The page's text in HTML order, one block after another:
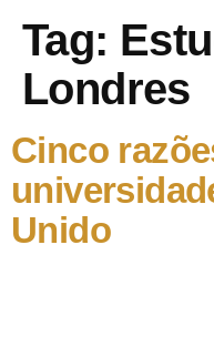
Tag:
Londres
Cinco
Unido